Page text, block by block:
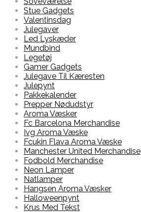
Stue Gadgets
Valentinsdag
Julegaver
Led Lyskæder
Mundbind
Legetøj
Gamer Gadgets
Julegave Til Kæresten
Julepynt
Pakkekalender
Prepper Nødudstyr
Aroma Væsker
Fc Barcelona Merchandise
Ivg Aroma Væske
Fcukin Flava Aroma Væske
Manchester United Merchandise
Fodbold Merchandise
Neon Lamper
Natlamper
Hangsen Aroma Væsker
Halloweenpynt
Krus Med Tekst